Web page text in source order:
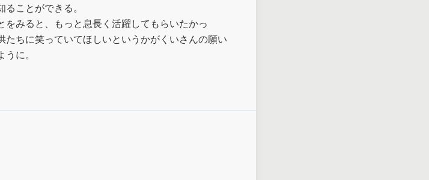
ことができる。
みると、もっと息長く活躍してもらいたかっ
ちに笑っていてほしいというかがくいさんの願い
に。